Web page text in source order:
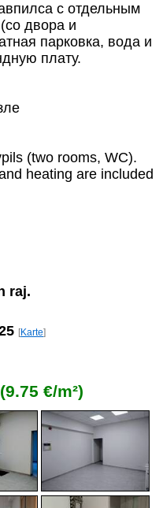
с отдельным
двора и
парковка, вода и
плату.
(two rooms, WC).
heating are included
raj.
[Karte]
€/m²)